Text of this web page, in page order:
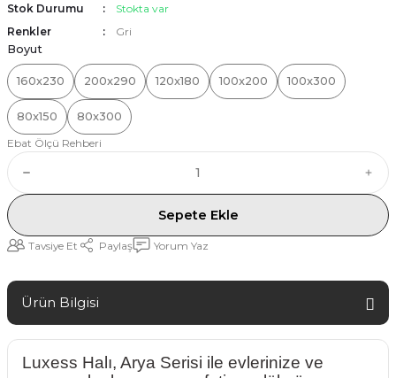
Stok Durumu
Stokta var
Renkler
Gri
Boyut
160x230 200x290 120x180 100x200 100x300
80x150
80x300
Ebat Ölçü Rehberi
Sepete Ekle
Tavsiye Et Paylaş Yorum Yaz
Ürün Bilgisi
Luxess Halı, Arya Serisi ile evlerinize ve